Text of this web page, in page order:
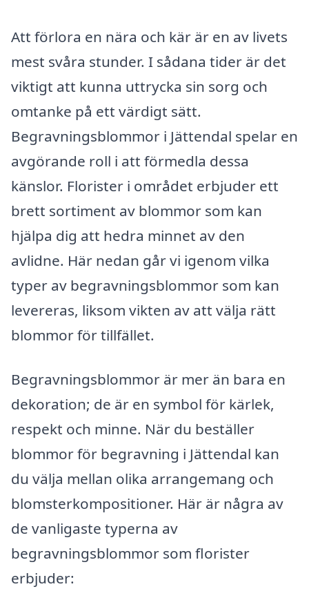
Att förlora en nära och kär är en av livets
mest svåra stunder. I sådana tider är det
viktigt att kunna uttrycka sin sorg och
omtanke på ett värdigt sätt.
Begravningsblommor i Jättendal spelar en
avgörande roll i att förmedla dessa
känslor. Florister i området erbjuder ett
brett sortiment av blommor som kan
hjälpa dig att hedra minnet av den
avlidne. Här nedan går vi igenom vilka
typer av begravningsblommor som kan
levereras, liksom vikten av att välja rätt
blommor för tillfället.
Begravningsblommor är mer än bara en
dekoration; de är en symbol för kärlek,
respekt och minne. När du beställer
blommor för begravning i Jättendal kan
du välja mellan olika arrangemang och
blomsterkompositioner. Här är några av
de vanligaste typerna av
begravningsblommor som florister
erbjuder: